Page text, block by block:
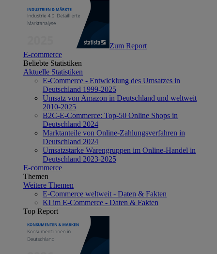
Zum Report
E-commerce
Beliebte Statistiken
Aktuelle Statistiken
E-Commerce - Entwicklung des Umsatzes in
Deutschland 1999-2025
Umsatz von Amazon in Deutschland und weltweit
2010-2025
B2C-E-Commerce: Top-50 Online Shops in
Deutschland 2024
Marktanteile von Online-Zahlungsverfahren in
Deutschland 2024
Umsatzstarke Warengruppen im Online-Handel in
Deutschland 2023-2025
E-commerce
Themen
Weitere Themen
E-Commerce weltweit - Daten & Fakten
KI im E-Commerce - Daten & Fakten
Top Report